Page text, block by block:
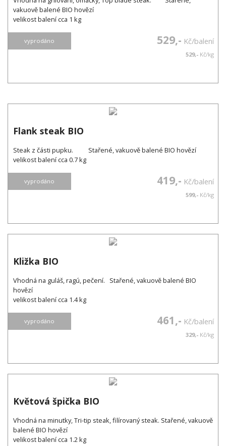
vakuově balené BIO hovězí
velikost balení cca 1 kg
vyprodáno 529,- Kč/balení
529,- Kč/kg
Flank steak BIO
Steak z části pupku. Stařené, vakuově balené BIO hovězí
velikost balení cca 0.7 kg
vyprodáno 419,- Kč/balení
599,- Kč/kg
Kližka BIO
Vhodná na guláš, ragú, pečení. Stařené, vakuově balené BIO
hovězí
velikost balení cca 1.4 kg
vyprodáno 461,- Kč/balení
329,- Kč/kg
Květová špička BIO
Vhodná na minutky, Tri-tip steak, filírovaný steak. Stařené, vakuově
balené BIO hovězí
velikost balení cca 1.2 kg